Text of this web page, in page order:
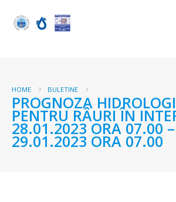
HOME BULETINE
PROGNOZA
PENTRU RÂURI ÎN
28.01.2023 ORA 07.00 –
29.01.2023 ORA 07.00